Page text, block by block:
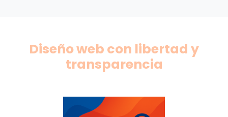
Diseño web con libertad y
transparencia